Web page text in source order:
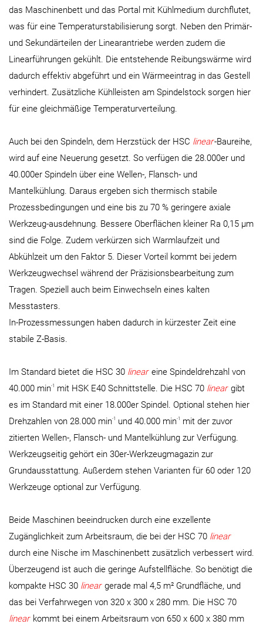
das Maschinenbett und das Portal mit Kühlmedium durchflutet,
was für eine Temperaturstabilisierung sorgt. Neben den Primär-
und Sekundärteilen der Linearantriebe werden zudem die
Linearführungen gekühlt. Die entstehende Reibungswärme wird
dadurch effektiv abgeführt und ein Wärmeeintrag in das Gestell
verhindert. Zusätzliche Kühlleisten am Spindelstock sorgen hier
für eine gleichmäßige Temperaturverteilung.
Auch bei den Spindeln, dem Herzstück der HSC linear-Baureihe,
wird auf eine Neuerung gesetzt. So verfügen die 28.000er und
40.000er Spindeln über eine Wellen-, Flansch- und
Mantelkühlung. Daraus ergeben sich thermisch stabile
Prozessbedingungen und eine bis zu 70 % geringere axiale
Werkzeug-ausdehnung. Bessere Oberflächen kleiner Ra 0,15 µm
sind die Folge. Zudem verkürzen sich Warmlaufzeit und
Abkühlzeit um den Faktor 5. Dieser Vorteil kommt bei jedem
Werkzeugwechsel während der Präzisionsbearbeitung zum
Tragen. Speziell auch beim Einwechseln eines kalten
Messtasters.
In-Prozessmessungen haben dadurch in kürzester Zeit eine
stabile Z-Basis.
Im Standard bietet die HSC 30 linear eine Spindeldrehzahl von
40.000 min-1 mit HSK E40 Schnittstelle. Die HSC 70 linear gibt
es im Standard mit einer 18.000er Spindel. Optional stehen hier
Drehzahlen von 28.000 min-1 und 40.000 min-1
mit der zuvor
zitierten Wellen-, Flansch- und Mantelkühlung zur Verfügung.
Werkzeugseitig gehört ein 30er-Werkzeugmagazin zur
Grundausstattung. Außerdem stehen Varianten für 60 oder 120
Werkzeuge optional zur Verfügung.
Beide Maschinen beeindrucken durch eine exzellente
Zugänglichkeit zum Arbeitsraum, die bei der HSC 70 linear
durch eine Nische im Maschinenbett zusätzlich verbessert wird.
Überzeugend ist auch die geringe Aufstellfläche. So benötigt die
kompakte HSC 30 linear gerade mal 4,5 m² Grundfläche, und
das bei Verfahrwegen von 320 x 300 x 280 mm. Die HSC 70
linear kommt bei einem Arbeitsraum von 650 x 600 x 380 mm